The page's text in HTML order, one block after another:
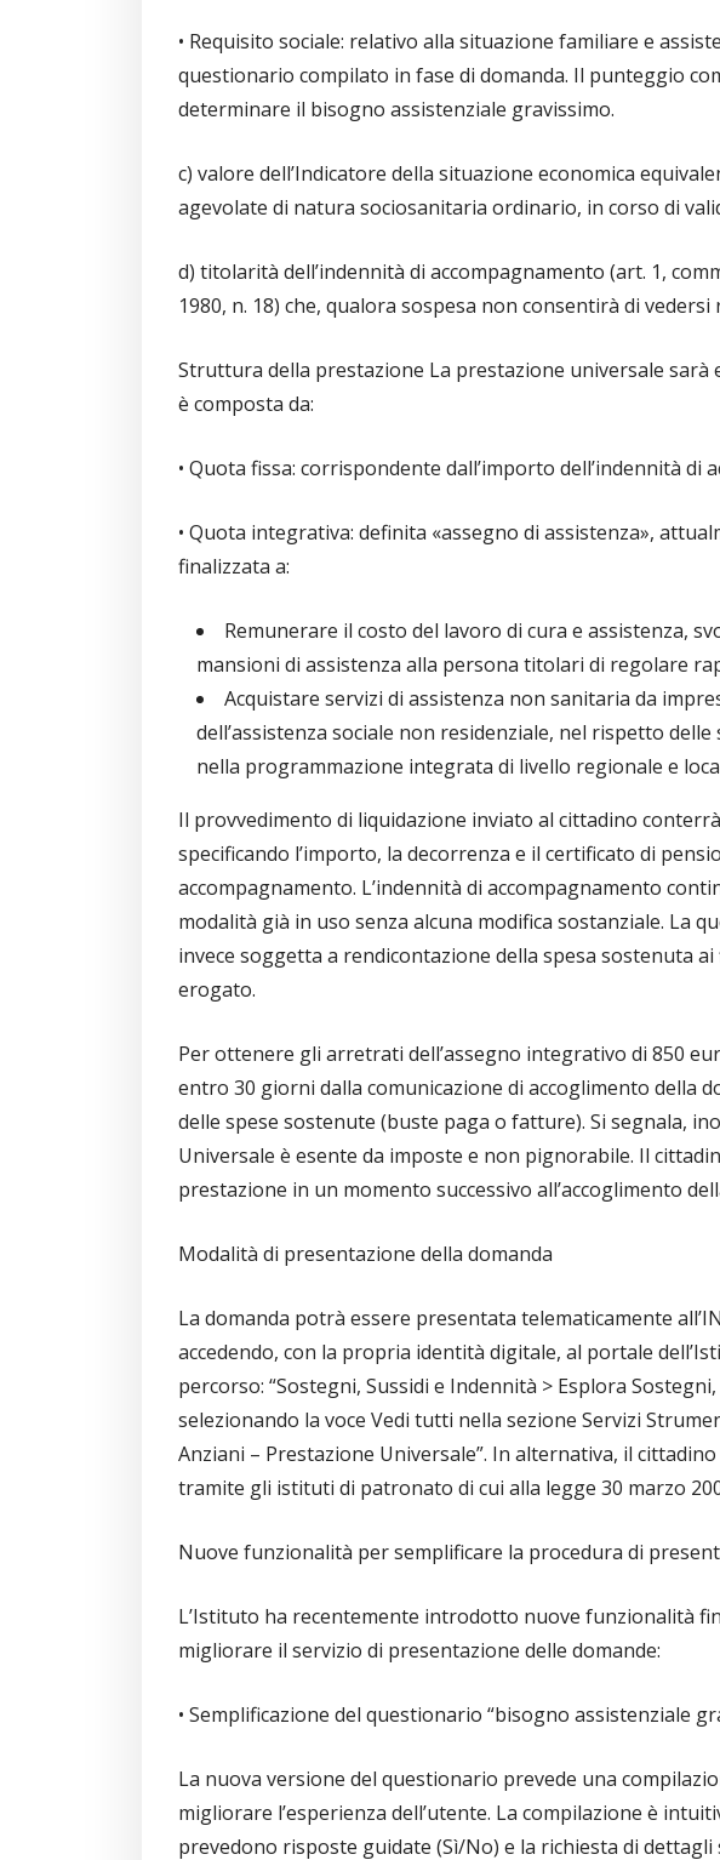
• Requisito sociale: relativo alla situazione familiare e
questionario compilato in fase di domanda. Il punteggio
determinare il bisogno assistenziale gravissimo.
c) valore dell’Indicatore della situazione economica
agevolate di natura sociosanitaria ordinario, in corso di
d) titolarità dell’indennità di accompagnamento (art. 1,
1980, n. 18) che, qualora sospesa non consentirà di
Struttura della prestazione La prestazione universale sarà
è composta da:
• Quota fissa: corrispondente dall’importo dell’indennità di
• Quota integrativa: definita «assegno di assistenza»,
finalizzata a:
Remunerare il costo del lavoro di cura e assistenza,
mansioni di assistenza alla persona titolari di regolare
Acquistare servizi di assistenza non sanitaria da
dell’assistenza sociale non residenziale, nel rispetto
nella programmazione integrata di livello regionale e
Il provvedimento di liquidazione inviato al cittadino
specificando l’importo, la decorrenza e il certificato di
accompagnamento. L’indennità di accompagnamento
modalità già in uso senza alcuna modifica sostanziale. La
invece soggetta a rendicontazione della spesa sostenuta
erogato.
Per ottenere gli arretrati dell’assegno integrativo di 850
entro 30 giorni dalla comunicazione di accoglimento della
delle spese sostenute (buste paga o fatture). Si segnala,
Universale è esente da imposte e non pignorabile. Il
prestazione in un momento successivo all’accoglimento
Modalità di presentazione della domanda
La domanda potrà essere presentata telematicamente
accedendo, con la propria identità digitale, al portale
percorso: “Sostegni, Sussidi e Indennità > Esplora
selezionando la voce Vedi tutti nella sezione Servizi
Anziani – Prestazione Universale”. In alternativa, il
tramite gli istituti di patronato di cui alla legge 30 marzo
Nuove funzionalità per semplificare la procedura di
L’Istituto ha recentemente introdotto nuove funzionalità
migliorare il servizio di presentazione delle domande:
• Semplificazione del questionario “bisogno assistenziale
La nuova versione del questionario prevede una
migliorare l’esperienza dell’utente. La compilazione è
prevedono risposte guidate (Sì/No) e la richiesta di dettagli